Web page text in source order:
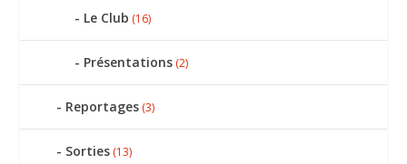
Le Club (16)
Présentations (2)
Reportages (3)
Sorties (13)